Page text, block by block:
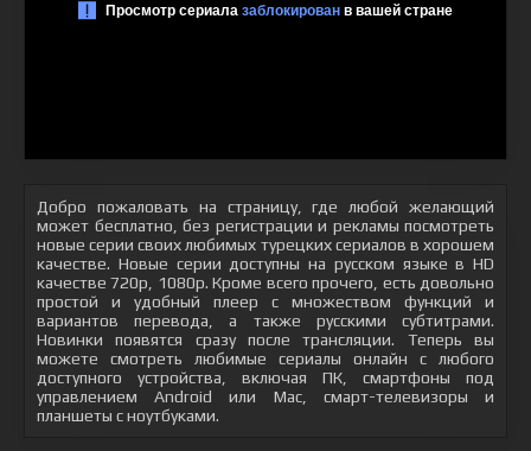
Добро пожаловать на страницу, где любой желающий
может бесплатно, без регистрации и рекламы посмотреть
новые серии своих любимых турецких сериалов в хорошем
качестве. Новые серии доступны на русском языке в HD
качестве 720p, 1080p. Кроме всего прочего, есть довольно
простой и удобный плеер с множеством функций и
вариантов перевода, а также русскими субтитрами.
Новинки появятся сразу после трансляции. Теперь вы
можете смотреть любимые сериалы онлайн с любого
доступного устройства, включая ПК, смартфоны под
управлением Android или Mac, смарт-телевизоры и
планшеты с ноутбуками.